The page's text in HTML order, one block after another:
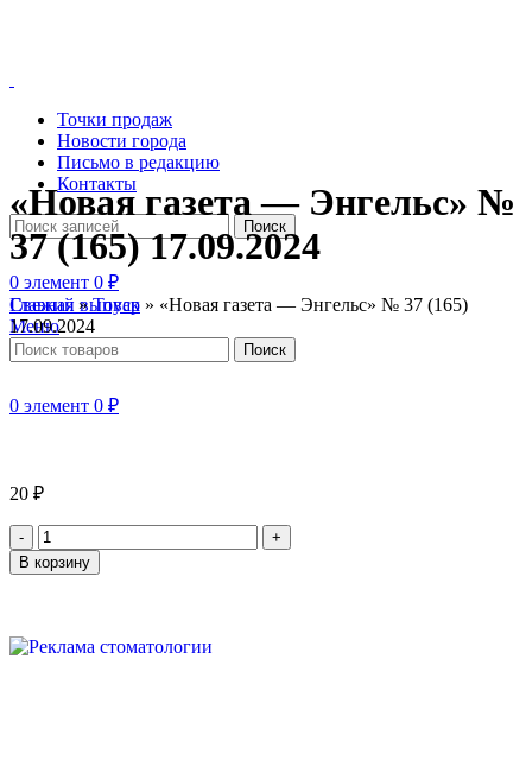
Точки продаж
Новости города
Письмо в редакцию
Контакты
Поиск
0 элемент 0 ₽
Свежий выпуск
Меню
Поиск
0 элемент 0 ₽
«Новая газета — Энгельс» №
37 (165) 17.09.2024
Главная»Товар » «Новая газета — Энгельс» № 37 (165)
17.09.2024
20 ₽
В корзину